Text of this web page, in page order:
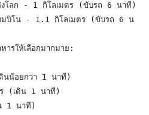
งโลก - 1 กิโลเมตร (ขับรถ 6 นาที)
บมบิโน - 1.1 กิโลเมตร (ขับรถ 6 นาที)
ารให้เลือกมากมาย:
นน้อยกว่า 1 นาที)
(เดิน 1 นาที)
1 นาที)